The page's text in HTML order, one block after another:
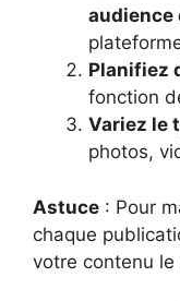
audience
Planifiez
fonction
Variez le
photos,
Astuce : Pour
chaque
votre contenu le